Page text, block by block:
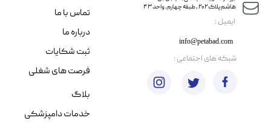
​ایمیل :
info@petabad.com
هاشم پلاک ۲۰۲ ، طبقه چهارم، واحد ۴۳
تماس با ما
درباره ما
ثبت شکایات
فرصت های شغلی
​شبکه های اجتماعی :
بلاگ
خدمات دامپزشکی